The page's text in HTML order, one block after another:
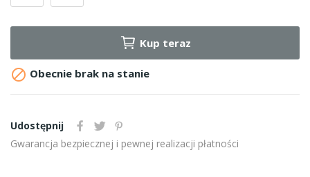
Kup teraz
 Obecnie brak na stanie
Udostępnij
Gwarancja bezpiecznej i pewnej realizacji płatności